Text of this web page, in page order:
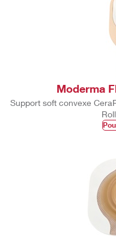
Moderma
Support soft convexe